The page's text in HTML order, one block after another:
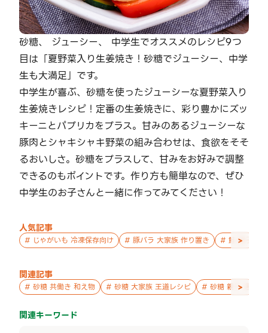
砂糖、 ジューシー、 中学生でオススメのレシピ9つ
目は「夏野菜入り生姜焼き！砂糖でジューシー、中学
生も大満足」です。
中学生が喜ぶ、砂糖を使ったジューシーな夏野菜入り
生姜焼きレシピ！定番の生姜焼きに、彩り豊かにズッ
キーニとパプリカをプラス。甘みのあるジューシーな
豚肉とシャキシャキ野菜の組み合わせは、食欲をそそ
るおいしさ。砂糖をプラスして、甘みをお好みで調整
できるのもポイントです。作り方も簡単なので、ぜひ
中学生のお子さんと一緒に作ってみてください！
人気記事
# じゃがいも 冷凍保存向け # 豚バラ 大家族 作り置き # 鮭 親子 作
>
関連記事
# 砂糖 共働き 和え物 # 砂糖 大家族 王道レシピ # 砂糖 親子 週末の
>
関連キーワード